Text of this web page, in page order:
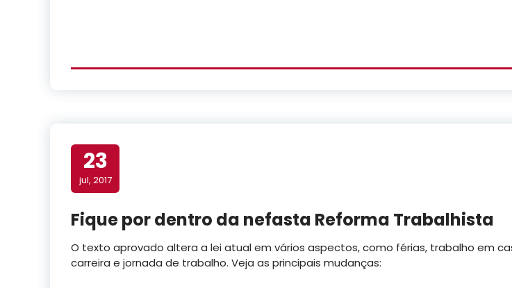
23
jul, 2017
Fique por dentro da nefasta Reforma Trabalhista
O texto aprovado altera a lei atual em vários aspectos, como férias, trabalho em
carreira e jornada de trabalho. Veja as principais mudanças: